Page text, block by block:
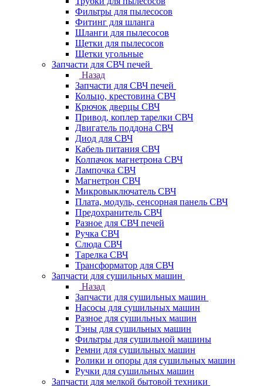
Фильтры для пылесосов
Фитинг для шланга
Шланги для пылесосов
Щетки для пылесосов
Щетки угольные
Запчасти для СВЧ печей
Назад
Запчасти для СВЧ печей
Кольцо, крестовина СВЧ
Крючок дверцы СВЧ
Привод, коплер тарелки СВЧ
Двигатель поддона СВЧ
Диод для СВЧ
Кабель питания СВЧ
Колпачок магнетрона СВЧ
Лампочка СВЧ
Магнетрон СВЧ
Микровыключатель СВЧ
Плата, модуль, сенсорная панель СВЧ
Предохранитель СВЧ
Разное для СВЧ печей
Ручка СВЧ
Слюда СВЧ
Тарелка СВЧ
Трансформатор для СВЧ
Запчасти для сушильных машин
Назад
Запчасти для сушильных машин
Насосы для сушильных машин
Разное для сушильных машин
Тэны для сушильных машин
Фильтры для сушильной машины
Ремни для сушильных машин
Ролики и опоры для сушильных машин
Ручки для сушильных машин
Запчасти для мелкой бытовой техники